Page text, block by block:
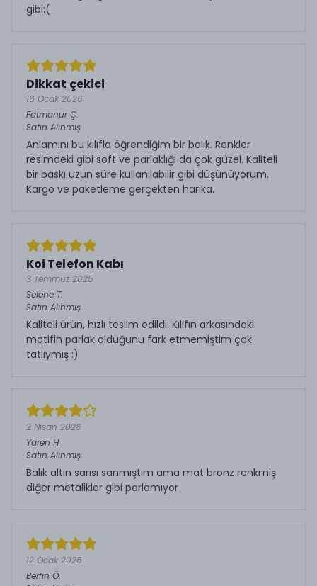
gibi:(
Dikkat çekici
16 Ocak 2026
Fatmanur Ç.
Satın Alınmış
Anlamını bu kılıfla öğrendiğim bir balık. Renkler
resimdeki gibi soft ve parlaklığı da çok güzel. Kaliteli
bir baskı uzun süre kullanılabilir gibi düşünüyorum.
Kargo ve paketleme gerçekten harika.
Koi Telefon Kabı
3 Temmuz 2025
Selene T.
Satın Alınmış
Kaliteli ürün, hızlı teslim edildi. Kılıfın arkasındaki
motifin parlak olduğunu fark etmemiştim çok
tatlıymış :)
2 Nisan 2026
Yaren H.
Satın Alınmış
Balık altın sarısı sanmıştım ama mat bronz renkmiş
diğer metalikler gibi parlamıyor
12 Ocak 2026
Berfin Ö.